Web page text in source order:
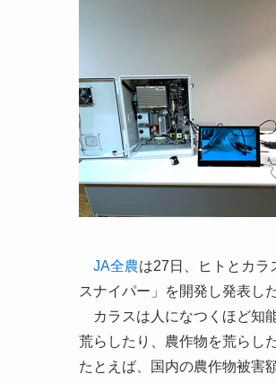
JA全農は27日、ヒトとカラ
スナイパー」を開発し発表した
カラスは人になつくほど知
荒らしたり、農作物を荒らし
たとえば、国内の農作物被害